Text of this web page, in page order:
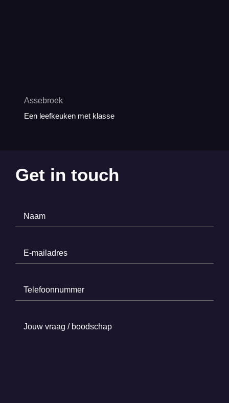
Assebroek
Een leefkeuken met klasse
Get in touch
mailadres(Required)
vraag